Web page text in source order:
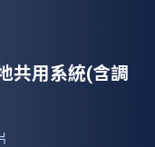
共用系統(含調